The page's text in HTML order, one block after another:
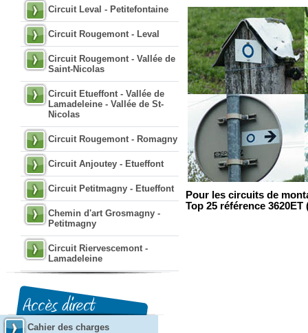
Circuit Leval - Petitefontaine
Circuit Rougemont - Leval
Circuit Rougemont - Vallée de
Saint-Nicolas
Circuit Etueffont - Vallée de
Lamadeleine - Vallée de St-
Nicolas
Circuit Rougemont - Romagny
Circuit Anjoutey - Etueffont
Circuit Petitmagny - Etueffont
Chemin d'art Grosmagny -
Petitmagny
Circuit Riervescemont -
Lamadeleine
Cahier des charges
Pour les circuits de
Top 25 référence